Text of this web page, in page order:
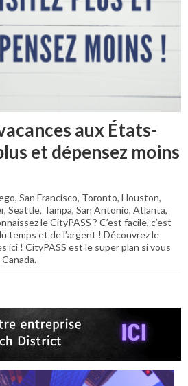
aux États-
et dépensez moins
San Francisco, Toronto, Houston,
Seattle, Tampa, San Antonio, Atlanta,
le CityPASS ? C’est facile, c’est
temps et de l’argent ! Découvrez le
ici ! CityPASS est le super plan si vous